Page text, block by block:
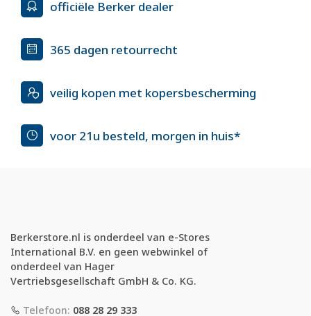
officiële Berker dealer
365 dagen retourrecht
veilig kopen met kopersbescherming
voor 21u besteld, morgen in huis*
Berkerstore.nl is onderdeel van e-Stores
International B.V. en geen webwinkel of
onderdeel van Hager
Vertriebsgesellschaft GmbH & Co. KG.
Telefoon: 088 28 29 333